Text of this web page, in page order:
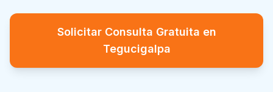
Solicitar Consulta Gratuita en
Tegucigalpa